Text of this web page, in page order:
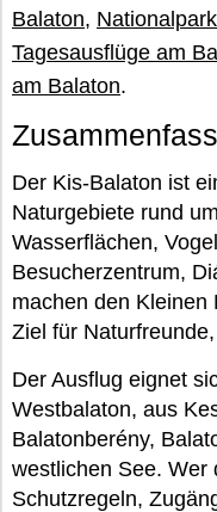
Balaton,
Tagesausflüge am
am Balaton.
Der Kis-Balaton ist
Naturgebiete rund
Wasserflächen,
Besucherzentrum,
machen den Kleinen
Ziel für
Der Ausflug eignet
Westbalaton, aus
Balatonberény,
westlichen See. Wer
Schutzregeln,